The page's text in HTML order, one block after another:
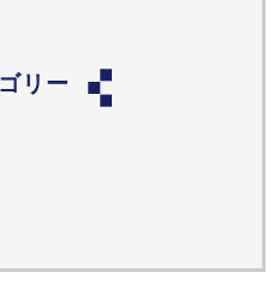
リー